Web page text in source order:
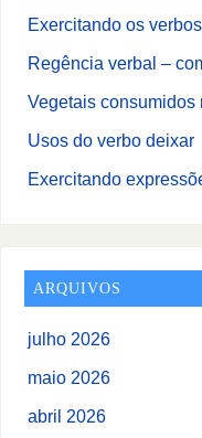
Exercitando os
Regência verbal –
Vegetais consumidos
Usos do verbo deixar
Exercitando
ARQUIVOS
julho 2026
maio 2026
abril 2026